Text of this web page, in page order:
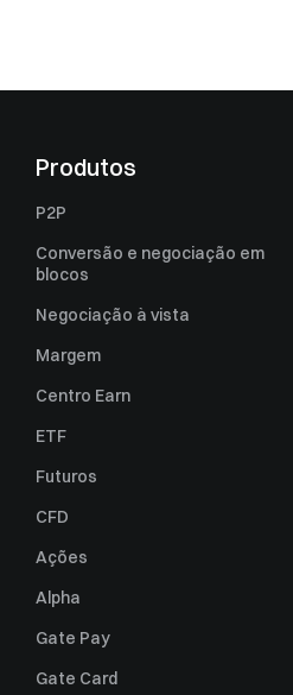
Produtos
P2P
Conversão e negociação em
blocos
Negociação à vista
Margem
Centro Earn
ETF
Futuros
CFD
Ações
Alpha
Gate Pay
Gate Card